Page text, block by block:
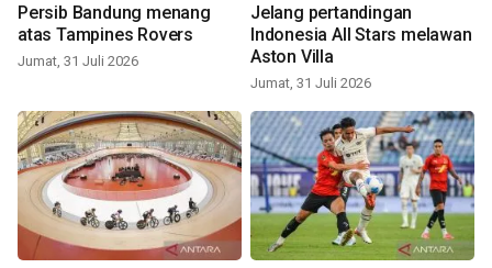
Persib Bandung menang
atas Tampines Rovers
Jumat, 31 Juli 2026
Jelang pertandingan
Indonesia All Stars melawan
Aston Villa
Jumat, 31 Juli 2026